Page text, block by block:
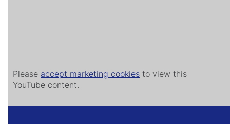
Please accept marketing cookies to view this
YouTube content.